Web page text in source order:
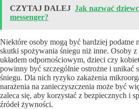
CZYTAJ DALEJ Jak nazwać
messenger?
Niektóre osoby mogą być bardziej podatne
skutki spożywania śniegu niż inne. Osoby z
układem odpornościowym, dzieci czy
powinny być szczególnie ostrożne i unikać
śniegu. Dla nich ryzyko zakażenia
narażenia na zanieczyszczenia może być
zaleca się, aby korzystać z bezpiecznych i
źródeł żywności.